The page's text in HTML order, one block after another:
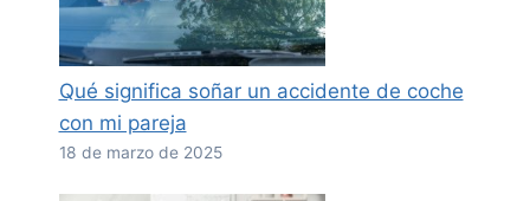
Qué significa soñar un accidente de coche
con mi pareja
18 de marzo de 2025